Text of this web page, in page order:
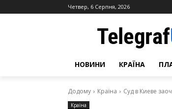
Четвер, 6 Серпня, 2026
НОВИНИ КРАЇНА
Додому Країна Суд в Киеве
Країна